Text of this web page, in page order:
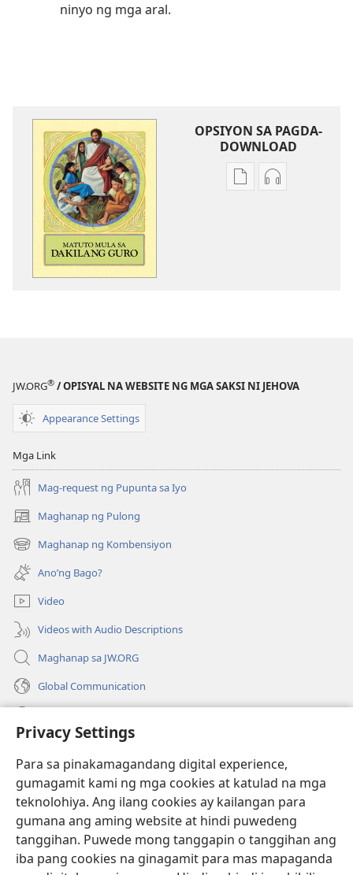
Privacy Settings
Para sa pinakamagandang digital experience,
gumagamit kami ng mga cookies at katulad na mga
teknolohiya. Ang ilang cookies ay kailangan para
gumana ang aming website at hindi puwedeng
tanggihan. Puwede mong tanggapin o tanggihan ang
iba pang cookies na ginagamit para mas mapaganda
ninyo ng mga aral.
OPSIYON SA PAGDA-
DOWNLOAD
OpsiyonOpsiyon
JW.ORG® / OPISYAL NA WEBSITE NG MGA SAKSI NI JEHOVA
Appearance Settings
Mga Link
Mag-request ng Pupunta sa Iyo
Maghanap ng Pulong
(may
bubukas
na
bagong
window)
Maghanap ng Kombensiyon
(may
bubukas
na
bagong
window)
Ano’ng Bago?
Video
Videos with Audio Descriptions
Maghanap sa JW.ORG
Global Communication
(may
na
bagong
window)
Watchtower ONLINE LIBRARY™
(may
bubukas
na
bagong
window)
JW Hub ®
(may
bubukas
JW Library ®